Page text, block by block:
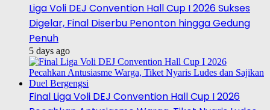
Liga Voli DEJ Convention Hall Cup I 2026 Sukses
Digelar, Final Diserbu Penonton hingga Gedung
Penuh
5 days ago
Final Liga Voli DEJ Convention Hall Cup I 2026